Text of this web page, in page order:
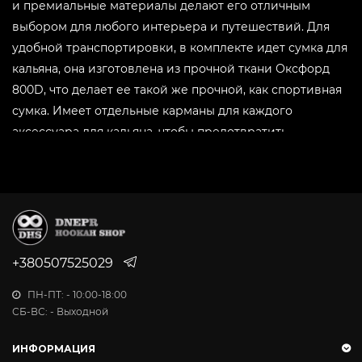
9
и премиальные материалы делают его отличным
выбором для любого интерьера и путешествий. Для
удобной транспортировки, в комплекте идет сумка для
кальяна, она изготовлена из прочной ткани Оксфорд
800D, что делает ее такой же прочной, как спортивная
сумка. Имеет отдельные карманы для каждого
аксессуара для кальяна, чтобы предотвратить
Преимущества кальяна Yimi Nix:
Стильный дизайн: элегантное сочетание
материалов придает кальяну уникальный вид.
нержавеющей стали AISI 304 и корпус из
долговечность.
+380507525029
ПН-ПТ: - 10:00-18:00
СБ-ВС: - Выходной
ИНФОРМАЦИЯ